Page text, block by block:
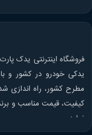
فروشگاه اینترنتی یدک
یدکی خودرو در کشور و با
مطرح کشور، راه اندازی
کیفیت، قیمت مناسب و
نماید.